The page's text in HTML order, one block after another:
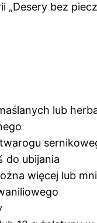
„Desery bez
lub
do ubijania
więcej lub